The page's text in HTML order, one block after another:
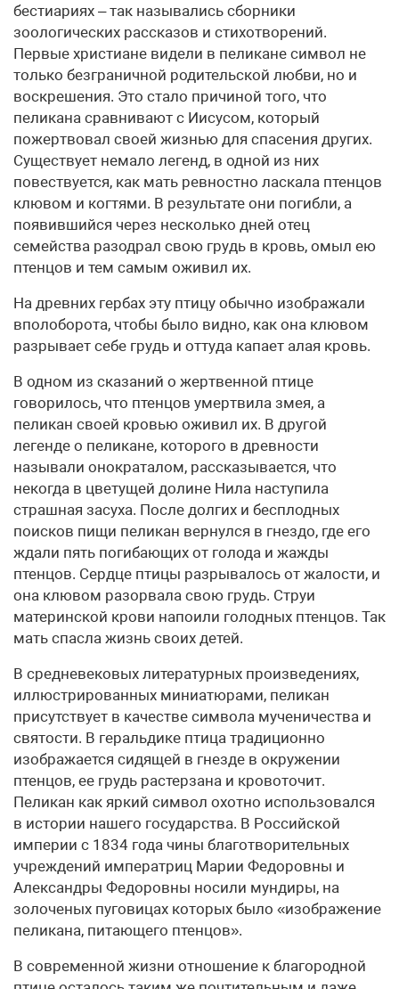
бестиариях – так назывались сборники
зоологических рассказов и стихотворений.
Первые христиане видели в пеликане символ не
только безграничной родительской любви, но и
воскрешения. Это стало причиной того, что
пеликана сравнивают с Иисусом, который
пожертвовал своей жизнью для спасения других.
Существует немало легенд, в одной из них
повествуется, как мать ревностно ласкала птенцов
клювом и когтями. В результате они погибли, а
появившийся через несколько дней отец
семейства разодрал свою грудь в кровь, омыл ею
птенцов и тем самым оживил их.
На древних гербах эту птицу обычно изображали
вполоборота, чтобы было видно, как она клювом
разрывает себе грудь и оттуда капает алая кровь.
В одном из сказаний о жертвенной птице
говорилось, что птенцов умертвила змея, а
пеликан своей кровью оживил их. В другой
легенде о пеликане, которого в древности
называли онократалом, рассказывается, что
некогда в цветущей долине Нила наступила
страшная засуха. После долгих и бесплодных
поисков пищи пеликан вернулся в гнездо, где его
ждали пять погибающих от голода и жажды
птенцов. Сердце птицы разрывалось от жалости, и
она клювом разорвала свою грудь. Струи
материнской крови напоили голодных птенцов. Так
мать спасла жизнь своих детей.
В средневековых литературных произведениях,
иллюстрированных миниатюрами, пеликан
присутствует в качестве символа мученичества и
святости. В геральдике птица традиционно
изображается сидящей в гнезде в окружении
птенцов, ее грудь растерзана и кровоточит.
Пеликан как яркий символ охотно использовался
в истории нашего государства. В Российской
империи с 1834 года чины благотворительных
учреждений императриц Марии Федоровны и
Александры Федоровны носили мундиры, на
золоченых пуговицах которых было «изображение
пеликана, питающего птенцов».
В современной жизни отношение к благородной